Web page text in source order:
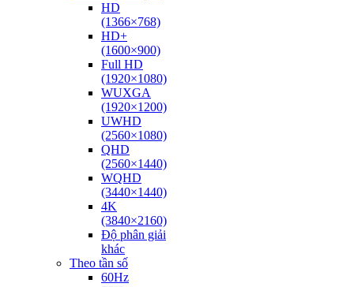
HD
(1366×768)
HD+
(1600×900)
Full HD
(1920×1080)
WUXGA
(1920×1200)
UWHD
(2560×1080)
QHD
(2560×1440)
WQHD
(3440×1440)
4K
(3840×2160)
Độ phân giải
khác
Theo tần số
60Hz